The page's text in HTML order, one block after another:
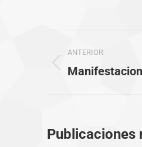
entre
ANTERIOR
Publicación
Publicaciones